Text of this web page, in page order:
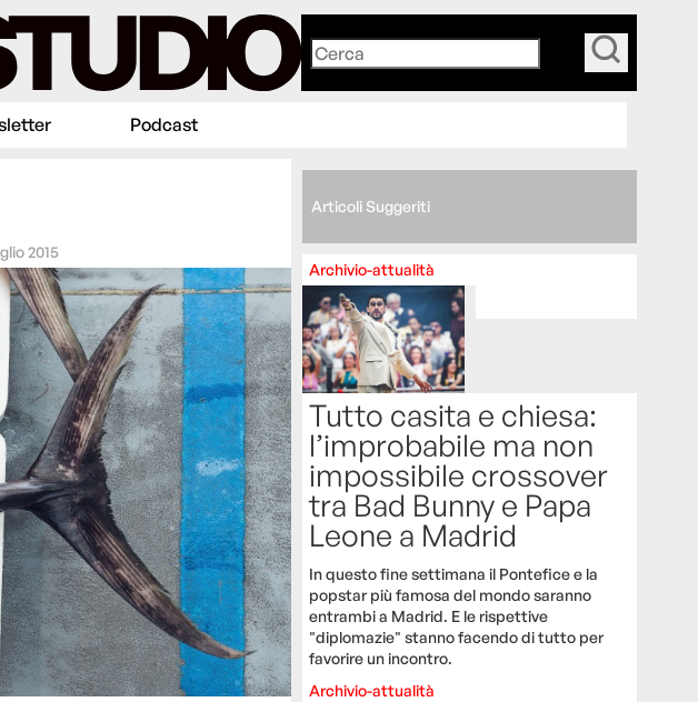
Podcast
2015
Articoli Suggeriti
Archivio-attualità
Tutto casita e chiesa:
l’improbabile ma non
impossibile crossover
tra Bad Bunny e Papa
Leone a Madrid
In questo fine settimana il Pontefice e la
popstar più famosa del mondo saranno
entrambi a Madrid. E le rispettive
"diplomazie" stanno facendo di tutto per
favorire un incontro.
Archivio-attualità